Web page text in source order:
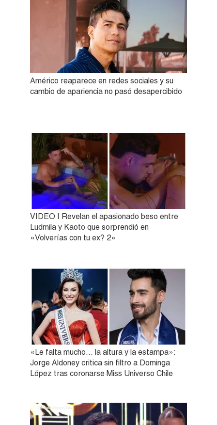
Américo reaparece en redes sociales y su
cambio de apariencia no pasó desapercibido
VIDEO | Revelan el apasionado beso entre
Ludmila y Kaoto que sorprendió en
«Volverías con tu ex? 2»
«Le falta mucho… la altura y la estampa»:
Jorge Aldoney critica sin filtro a Dominga
López tras coronarse Miss Universo Chile